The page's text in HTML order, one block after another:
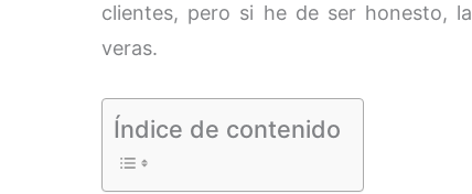
clientes, pero si he de ser honesto,
veras.
Índice de contenido